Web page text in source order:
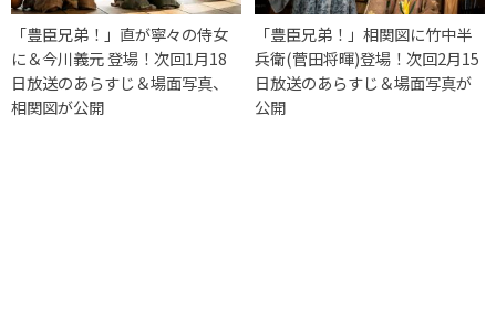
「豊臣兄弟！」直が寧々の侍女
に＆今川義元 登場！次回1月18
日放送のあらすじ＆場面写真、
相関図が公開
「豊臣兄弟！」相関図に竹中半
兵衛(菅田将暉)登場！次回2月15
日放送のあらすじ＆場面写真が
公開